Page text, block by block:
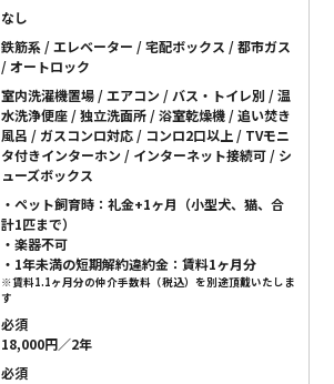
なし
鉄筋系 / エレベーター / 宅配ボックス / 都市ガス
/ オートロック
室内洗濯機置場 / エアコン / バス・トイレ別 / 温
水洗浄便座 / 独立洗面所 / 浴室乾燥機 / 追い焚き
風呂 / ガスコンロ対応 / コンロ2口以上 / TVモニ
タ付きインターホン / インターネット接続可 / シ
ューズボックス
・ペット飼育時：礼金+1ヶ月（小型犬、猫、合
計1匹まで）
・楽器不可
・1年未満の短期解約違約金：賃料1ヶ月分
※賃料1.1ヶ月分の仲介手数料（税込）を別途頂戴いたしま
す
必須
18,000円／2年
必須